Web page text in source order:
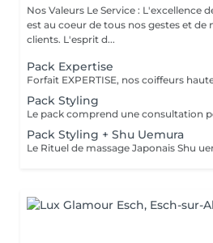
Nos Valeurs Le Service : L'excellence de la prestation de coiffure
est au coeur de tous nos gestes et de
clients. L'esprit d...
Pack Expertise
Pack Styling
Pack Styling + Shu Uemura